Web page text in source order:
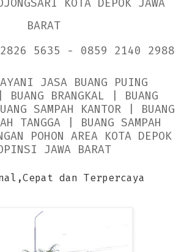
KOTA DEPOK JAWA
BARAT
5635 - 0859 2140 2988
JASA BUANG PUING
BUANG BRANGKAL | BUANG
SAMPAH KANTOR | BUANG
TANGGA | BUANG SAMPAH
POHON AREA KOTA DEPOK
JAWA BARAT
dan Terpercaya